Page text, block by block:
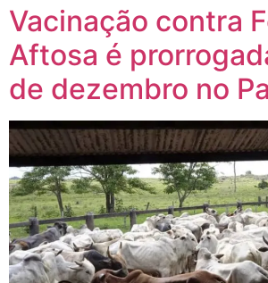
Vacinação contra
Aftosa é
de dezembro no